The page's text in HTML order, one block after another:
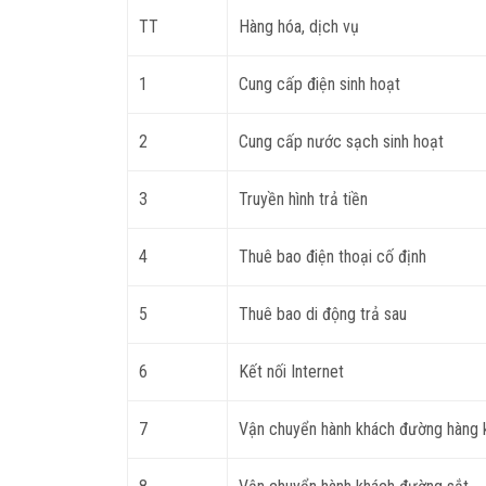
TT Hàng hóa, dịch vụ
1 Cung cấp điện sinh hoạt
2 Cung cấp nước sạch sinh hoạt
3 Truyền hình trả tiền
4 Thuê bao điện thoại cố định
5 Thuê bao di động trả sau
6 Kết nối Internet
7 Vận chuyển hành khách đường hàng